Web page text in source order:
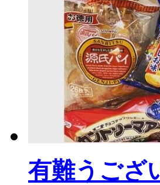
有難うござ